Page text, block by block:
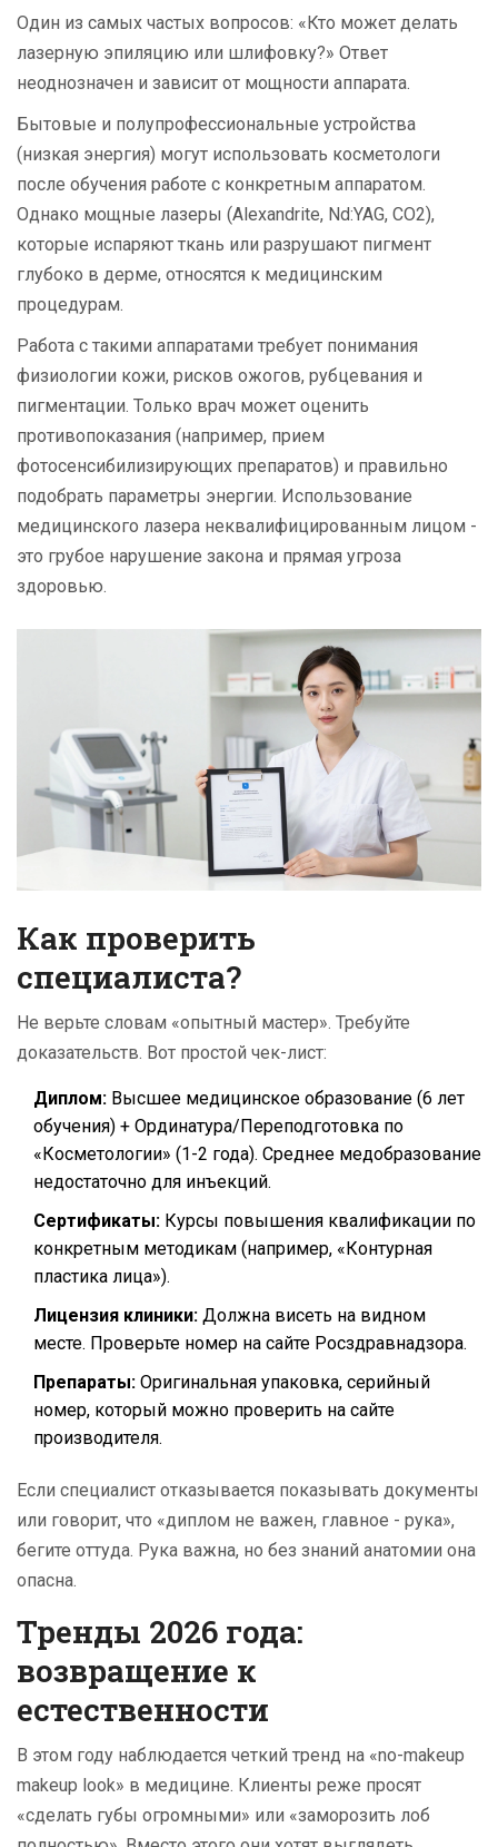
Один из самых частых вопросов: «Кто может делать
лазерную эпиляцию или шлифовку?» Ответ
неоднозначен и зависит от мощности аппарата.
Бытовые и полупрофессиональные устройства
(низкая энергия) могут использовать косметологи
после обучения работе с конкретным аппаратом.
Однако мощные лазеры (Alexandrite, Nd:YAG, CO2),
которые испаряют ткань или разрушают пигмент
глубоко в дерме, относятся к медицинским
процедурам.
Работа с такими аппаратами требует понимания
физиологии кожи, рисков ожогов, рубцевания и
пигментации. Только врач может оценить
противопоказания (например, прием
фотосенсибилизирующих препаратов) и правильно
подобрать параметры энергии. Использование
медицинского лазера неквалифицированным лицом -
это грубое нарушение закона и прямая угроза
здоровью.
Как проверить
специалиста?
Не верьте словам «опытный мастер». Требуйте
доказательств. Вот простой чек-лист:
Диплом: Высшее медицинское образование (6 лет
обучения) + Ординатура/Переподготовка по
«Косметологии» (1-2 года). Среднее медобразование
недостаточно для инъекций.
Сертификаты: Курсы повышения квалификации по
конкретным методикам (например, «Контурная
пластика лица»).
Лицензия клиники: Должна висеть на видном
месте. Проверьте номер на сайте Росздравнадзора.
Препараты: Оригинальная упаковка, серийный
номер, который можно проверить на сайте
производителя.
Если специалист отказывается показывать документы
или говорит, что «диплом не важен, главное - рука»,
бегите оттуда. Рука важна, но без знаний анатомии она
опасна.
Тренды 2026 года:
возвращение к
естественности
В этом году наблюдается четкий тренд на «no-makeup
makeup look» в медицине. Клиенты реже просят
«сделать губы огромными» или «заморозить лоб